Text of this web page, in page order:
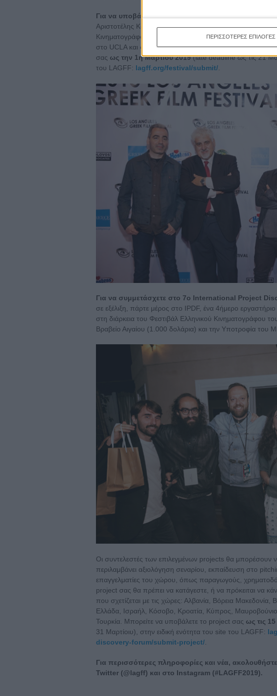
ΠΕΡΙΣΣΟΤΕΡΕΣ ΕΠΙΛΟΓΕΣ
Για να υποβάλετε την ταινία σας στο 13ο LAGFF
Αριστοτέλης Κατοπόδης, ανακοίνωσε τις ημερομηνίες
Κινηματογράφου του Λος Αντζελες (LAGFF), που θα
στο UCLA και στον κινηματογράφο Egyptian στο
σας ως την 1η Μαρτίου 2019(late deadline ως τις 21
του LAGFF: lagff.org/festival/submit/
Για να συμμετάσχετε στο 7ο International Project
σε εξέλιξη, πάρτε μέρος στο IPDF, ένα 4ήμερο
στη διάρκεια του Φεστιβάλ Ελληνικού Κινηματογράφου
Βραβείο Αιγαίου (1.000 δολάρια) και την Υποτροφία του
Οι συντελεστές των επιλεγμένων projects θα μπορέσουν
περιλαμβάνει αξιολόγηση σεναρίου, εκπαίδευση στο
επαγγελματίες του χώρου, όπως παραγωγούς,
project σας θα πρέπει να κατάγεστε, ή να πρόκειται να
που σχετίζεται με τις χώρες: Αλβανία, Βόρεια Μακεδονία,
Ελλάδα, Ισραήλ, Κόσοβο, Κροατία, Κύπρος, Μαυροβούνιο,
Τουρκία. Μπορείτε να υποβάλετε το project σας ως τις
31 Μαρτίοιυ), στην ειδική ενότητα του site του LAGFF:
discovery-forum/submit-project/
Για περισσότερες πληροφορίες και νέα,
Twitter (@lagff) και στο Instagram (#LAGFF2019).